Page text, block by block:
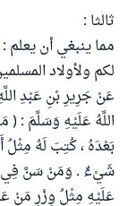
ثالثا :
مما ينبغي أن
لكم ولأولاد
عَنْ جَرِيرِ بْنِ عَبْدِ
اللَّهُ عَلَيْهِ وَسَلَّمَ :
بَعْدَهُ ، كُتِبَ لَهُ
شَيْءٌ . وَمَنْ سَنَّ فِي
عَلَيْهِ مِثْلُ وِزْرِ مَنْ